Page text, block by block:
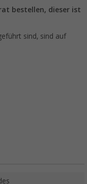
bestellen, dieser ist
sind, sind auf